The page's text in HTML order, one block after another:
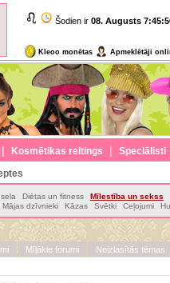
Šodien ir 08. Augusts
Kleoo monētas Apmeklētāji
| Kosmētikas reitings | Speciālisti
Diētas un fitness
Mīlestība un sekss
Mājas dzīvnieki Kāzas Svētki Ceļojumi
Mīļākie forumi Neizlasītās tēmas